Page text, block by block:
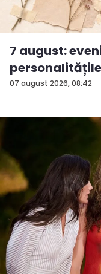
07 august 2026, 08:42
7 august:
personalitățile